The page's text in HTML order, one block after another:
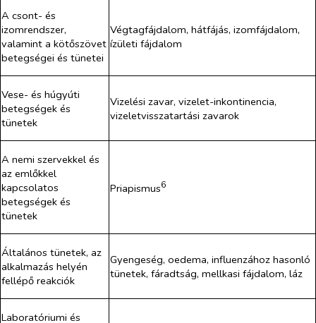
A csont- és
izomrendszer,
valamint a kötőszövet
betegségei és tünetei
Végtagfájdalom, hátfájás, izomfájdalom,
ízületi fájdalom
Vese- és húgyúti
betegségek és
tünetek
Vizelési zavar, vizelet-inkontinencia,
vizeletvisszatartási zavarok
A nemi szervekkel és
az emlőkkel
kapcsolatos
betegségek és
tünetek
Priapismus6
Általános tünetek, az
alkalmazás helyén
fellépő reakciók
Gyengeség, oedema, influenzához hasonló
tünetek, fáradtság, mellkasi fájdalom, láz
Laboratóriumi és